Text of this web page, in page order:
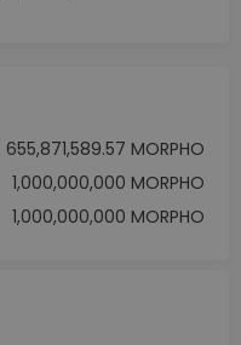
655,871,589.57 MORPHO
1,000,000,000 MORPHO
1,000,000,000 MORPHO